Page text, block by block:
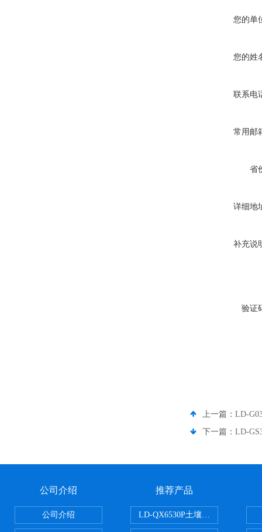
您的单
您的姓
联系电
常用邮
省
详细地
补充说
验证
上一篇： LD-
下一篇： LD-
公司介绍
公司介绍
推荐产品
LD-QX6530P土壤氧化还原电位检